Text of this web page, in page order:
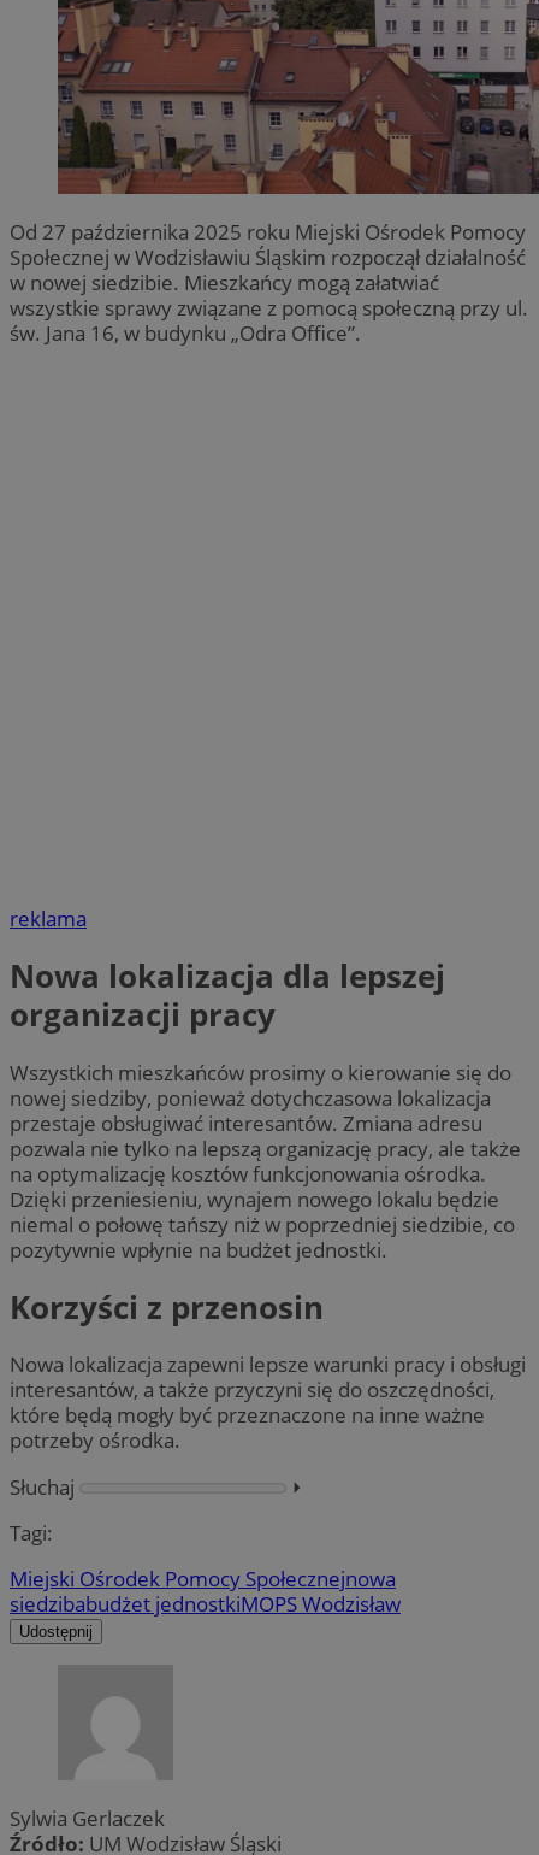
Od 27 października 2025 roku Miejski Ośrodek Pomocy
Społecznej w Wodzisławiu Śląskim rozpoczął działalność
w nowej siedzibie. Mieszkańcy mogą załatwiać
wszystkie sprawy związane z pomocą społeczną przy ul.
św. Jana 16, w budynku „Odra Office”.
reklama
Nowa lokalizacja dla lepszej
organizacji pracy
Wszystkich mieszkańców prosimy o kierowanie się do
nowej siedziby, ponieważ dotychczasowa lokalizacja
przestaje obsługiwać interesantów. Zmiana adresu
pozwala nie tylko na lepszą organizację pracy, ale także
na optymalizację kosztów funkcjonowania ośrodka.
Dzięki przeniesieniu, wynajem nowego lokalu będzie
niemal o połowę tańszy niż w poprzedniej siedzibie, co
pozytywnie wpłynie na budżet jednostki.
Korzyści z przenosin
Nowa lokalizacja zapewni lepsze warunki pracy i obsługi
interesantów, a także przyczyni się do oszczędności,
które będą mogły być przeznaczone na inne ważne
potrzeby ośrodka.
Słuchaj
⏵︎
Tagi:
Miejski Ośrodek Pomocy Społecznejnowa
siedzibabudżet jednostkiMOPS Wodzisław
Udostępnij
Sylwia Gerlaczek
Źródło: UM Wodzisław Śląski